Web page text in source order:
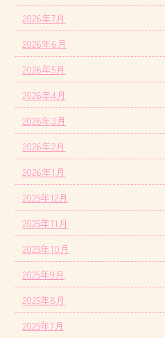
2026年7月
2026年6月
2026年5月
2026年4月
2026年3月
2026年2月
2026年1月
2025年12月
2025年11月
2025年10月
2025年9月
2025年8月
2025年7月